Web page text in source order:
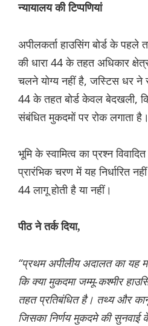
न्यायालय की टिप्पणियां
अपीलकर्ता हाउसिंग बोर्ड के पहले
की धारा 44 के तहत अधिकार
चलने योग्य नहीं है, जस्टिस धर ने
44 के तहत बोर्ड केवल बेदखली,
संबंधित मुकदमों पर रोक लगाता है।
भूमि के स्वामित्व का प्रश्न
प्रारंभिक चरण में यह निर्धारित
44 लागू होती है या नहीं।
पीठ ने तर्क दिया,
“प्रथम अपीलीय अदालत का यह
कि क्या मुकदमा जम्मू-कश्मीर
तहत प्रतिबंधित है। तथ्य और
जिसका निर्णय मुकदमे की सुनवाई